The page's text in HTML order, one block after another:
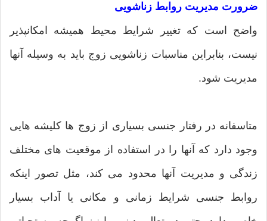
ضرورت مدیریت روابط زناشویی
واضح است که تغییر شرایط محیط همیشه امکانپذیر
نیست، بنابراین مناسبات زناشویی زوج باید به وسیله آنها
مدیریت شود.
متاسفانه در رفتار جنسی بسیاری از زوج ها کلیشه هایی
وجود دارد که آنها را در استفاده از موقعیت های مختلف
زندگی و مدیریت آنها محدود می کند، مثل تصور اینکه
روابط جنسی شرایط زمانی و مکانی یا آداب بسیار